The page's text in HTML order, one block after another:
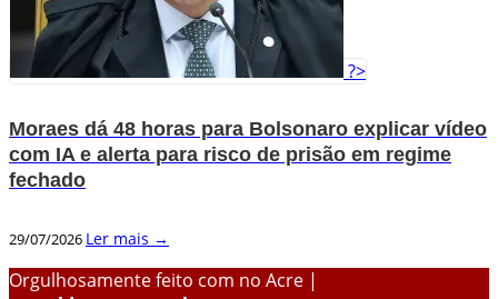
?>
Moraes dá 48 horas para Bolsonaro explicar vídeo
com IA e alerta para risco de prisão em regime
fechado
29/07/2026 Ler mais →
Orgulhosamente feito com no Acre |